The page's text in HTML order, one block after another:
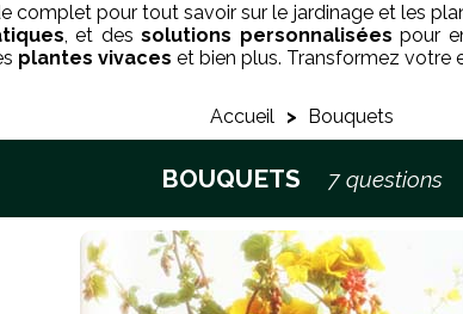
complet pour tout savoir sur le jardinage et les
, et dessolutions personnalisées pour
plantes vivaces et bien plus. Transformez votre
Accueil > Bouquets
BOUQUETS 7 questions